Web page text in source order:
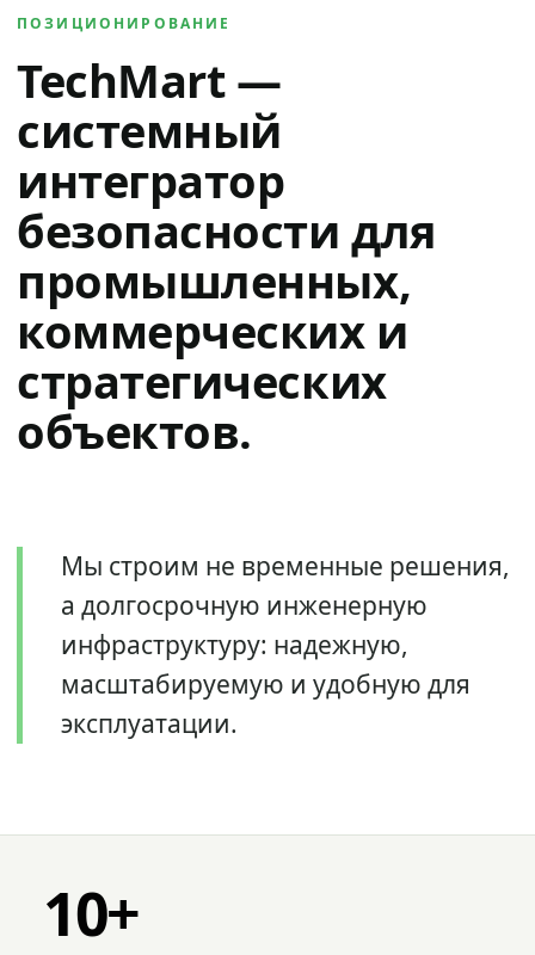
ПОЗИЦИОНИРОВАНИЕ
TechMart —
системный
интегратор
безопасности для
промышленных,
коммерческих и
стратегических
объектов.
Мы строим не временные решения,
а долгосрочную инженерную
инфраструктуру: надежную,
масштабируемую и удобную для
эксплуатации.
10+